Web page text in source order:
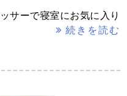
サーで寝室にお気に入り
続きを読む